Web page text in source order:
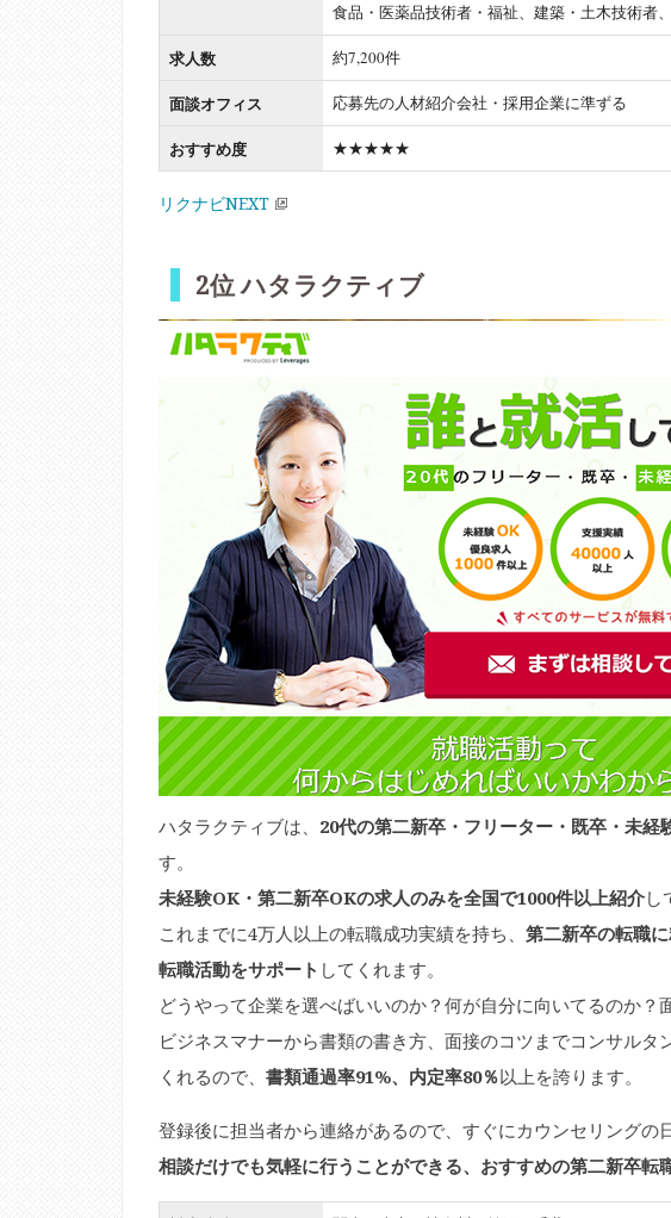
食品・医薬品技術者・福祉、建築・土木技術者
求人数 約7,200件
面談オフィス 応募先の人材紹介会社・採用企業に準ずる
おすすめ度 ★★★★★
リクナビNEXT
2位 ハタラクティブ
ハタラクティブは、 20代の第二新卒・フリーター・既卒・未経
す。
未経験OK・第二新卒OKの求人のみを全国で1000件以上紹介し
これまでに4万人以上の転職成功実績を持ち、 第二新卒の転職
転職活動をサポート してくれます。
どうやって企業を選べばいいのか？何が自分に向いてるのか？
ビジネスマナーから書類の書き方、面接のコツまでコンサルタ
くれるので、 書類通過率91%、内定率80％以上を誇ります。
登録後に担当者から連絡があるので、すぐにカウンセリングの
相談だけでも気軽に行うことができる、おすすめの第二新卒転